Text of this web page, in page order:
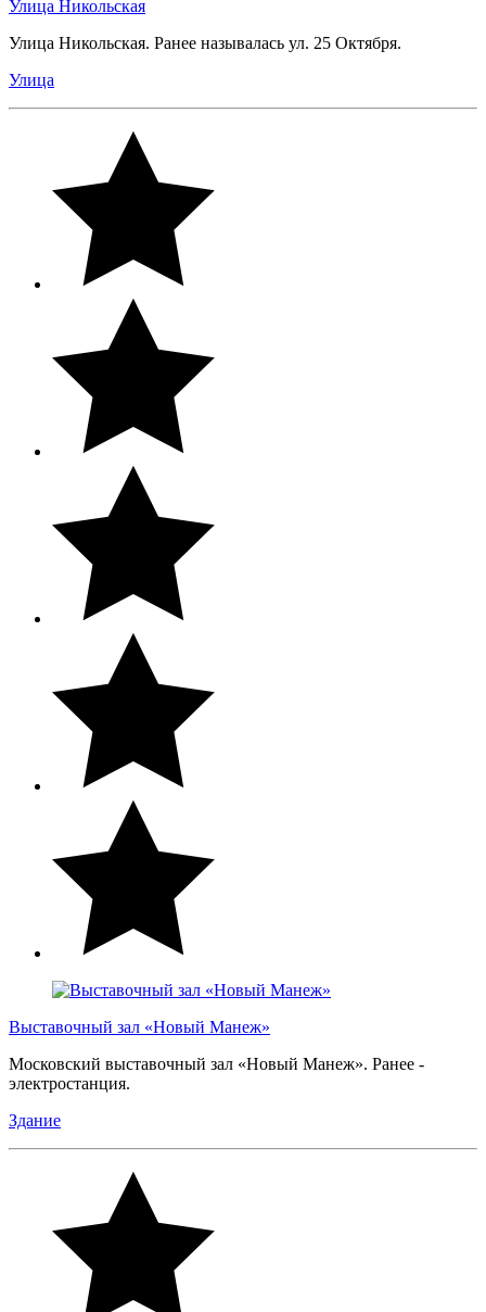
Улица Никольская
Улица Никольская. Ранее называлась ул. 25 Октября.
Улица
Выставочный зал «Новый Манеж»
Московский выставочный зал «Новый Манеж». Ранее -
электростанция.
Здание